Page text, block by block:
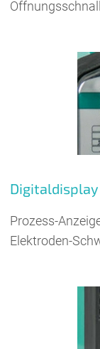
Digitaldisplay
Prozess-
Elektroden-